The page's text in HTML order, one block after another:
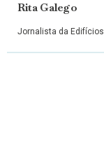
Rita Galego
Jornalista da